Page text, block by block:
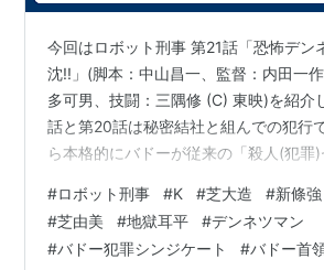
今回はロボット刑事 第21話「恐怖デン
沈!!」(脚本：中山昌一、監督：内田一
多可男、技闘：三隅修 (C) 東映)を紹介
話と第20話は秘密結社と組んでの犯行
ら本格的にバドーが従来の「殺人(犯罪)
ようになっていきます。それに伴い、
も活躍しまくるようになります。また
があります。なお、第21話と第22話は
#ロボット刑事 #K #芝大造 #新條強
#芝由美 #地獄耳平 #デンネツマン
#バドー犯罪シンジケート #バドー首